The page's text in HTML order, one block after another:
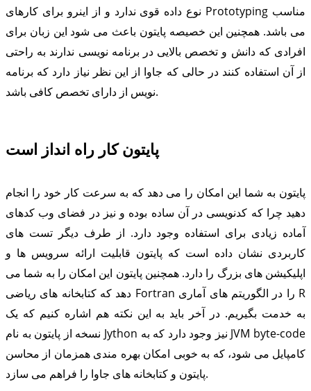
نوع داده قوی ندارد و از اینرو برای کارهای Prototyping مناسب
می باشد. همچنین این خصیصه پایتون باعث می شود این زبان برای
افرادی که دانش و تخصص بالایی در برنامه نویسی ندارند به راحتی
از آن استفاده کنند در حالی که جاوا از این نظر نیاز دارد که برنامه
نویس از دارای تخصص کافی باشد.
پایتون کار راه انداز است
پایتون به شما این امکان را می دهد که به سرعت کار خود را انجام
دهید چرا که کدنویسی در آن ساده بوده و نیز در فضای وب کدهای
آماده زیادی برای استفاده وجود دارد. از طرف دیگر تست های
کاربردی نشان داده است که پایتون قابلیت ارائه سرویس ها و
اپلیکیشن های بزرگ را دارد. همچنین پایتون این امکان را به شما می
دهد که کتابخانه های ریاضی Fortran را در الگوریتم های آماری R
به خدمت بگیریم. در آخر باید به این نکته هم اشاره کنیم که یک
نسخه از پایتون به نام Jython نیز وجود دارد که به JVM byte-code
کامپایل می شود، که به خوبی امکان بهره مندی همزمان از محاسن
پایتون و کتابخانه های جاوا را فراهم می سازد.